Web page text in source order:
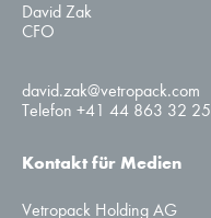
David Zak
CFO
david.zak@vetropack.com
Telefon +41 44 863 32 25
Kontakt für Medien
Vetropack Holding AG